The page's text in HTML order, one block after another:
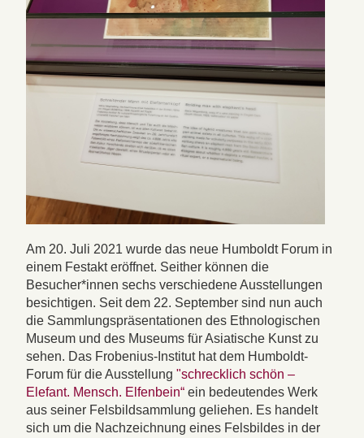
Am 20. Juli 2021 wurde das neue Humboldt Forum in
einem Festakt eröffnet. Seither können die
Besucher*innen sechs verschiedene Ausstellungen
besichtigen. Seit dem 22. September sind nun auch
die Sammlungspräsentationen des Ethnologischen
Museum und des Museums für Asiatische Kunst zu
sehen. Das Frobenius-Institut hat dem Humboldt-
Forum für die Ausstellung "schrecklich schön –
Elefant. Mensch. Elfenbein“ ein bedeutendes Werk
aus seiner Felsbildsammlung geliehen. Es handelt
sich um die Nachzeichnung eines Felsbildes in der